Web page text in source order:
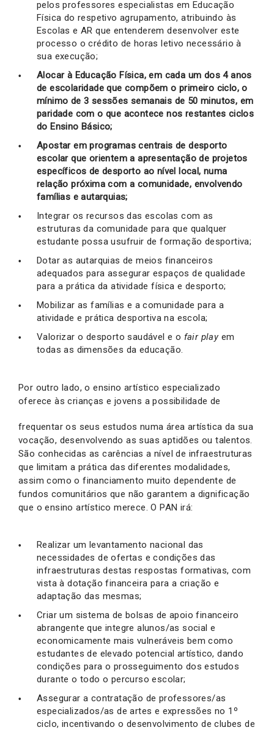
pelos professores especialistas em Educação
Física do respetivo agrupamento, atribuindo às
Escolas e AR que entenderem desenvolver este
processo o crédito de horas letivo necessário à
sua execução;
Alocar à Educação Física, em cada um dos 4 anos
de escolaridade que compõem o primeiro ciclo, o
mínimo de 3 sessões semanais de 50 minutos, em
paridade com o que acontece nos restantes ciclos
do Ensino Básico;
Apostar em programas centrais de desporto
escolar que orientem a apresentação de projetos
específicos de desporto ao nível local, numa
relação próxima com a comunidade, envolvendo
famílias e autarquias;
Integrar os recursos das escolas com as
estruturas da comunidade para que qualquer
estudante possa usufruir de formação desportiva;
Dotar as autarquias de meios financeiros
adequados para assegurar espaços de qualidade
para a prática da atividade física e desporto;
Mobilizar as famílias e a comunidade para a
atividade e prática desportiva na escola;
Valorizar o desporto saudável e o fair playem
todas as dimensões da educação.
Por outro lado, o ensino artístico especializado
oferece às crianças e jovens a possibilidade de
frequentar os seus estudos numa área artística da sua
vocação, desenvolvendo as suas aptidões ou talentos.
São conhecidas as carências a nível de infraestruturas
que limitam a prática das diferentes modalidades,
assim como o financiamento muito dependente de
fundos comunitários que não garantem a dignificação
que o ensino artístico merece. O PAN irá:
Realizar um levantamento nacional das
necessidades de ofertas e condições das
infraestruturas destas respostas formativas, com
vista à dotação financeira para a criação e
adaptação das mesmas;
Criar um sistema de bolsas de apoio financeiro
abrangente que integre alunos/as social e
economicamente mais vulneráveis bem como
estudantes de elevado potencial artístico, dando
condições para o prosseguimento dos estudos
durante o todo o percurso escolar;
Assegurar a contratação de professores/as
especializados/as de artes e expressões no 1º
ciclo, incentivando o desenvolvimento de clubes de